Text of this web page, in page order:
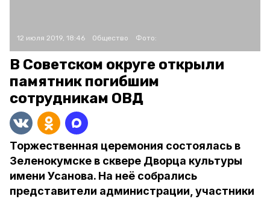
12 июля 2019, 18:46 Общество Фото:
В Советском округе открыли
памятник погибшим
сотрудникам ОВД
Торжественная церемония состоялась в
Зеленокумске в сквере Дворца культуры
имени Усанова. На неё собрались
представители администрации, участники